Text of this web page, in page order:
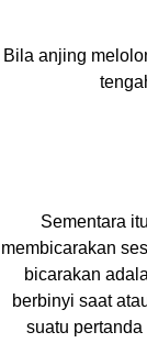
Bila anjing
Sementara
membicarakan
bicarakan
berbinyi saat
suatu